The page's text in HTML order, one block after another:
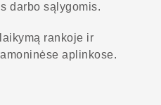
darbo sąlygomis.
rankoje ir
aplinkose.